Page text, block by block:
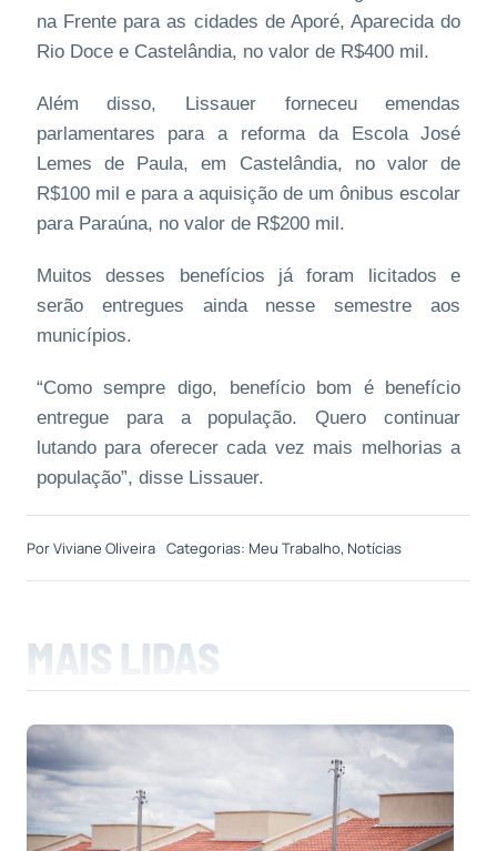
na Frente para as cidades de Aporé, Aparecida do
Rio Doce e Castelândia, no valor de R$400 mil.
Além disso, Lissauer forneceu emendas
parlamentares para a reforma da Escola José
Lemes de Paula, em Castelândia, no valor de
R$100 mil e para a aquisição de um ônibus escolar
para Paraúna, no valor de R$200 mil.
Muitos desses benefícios já foram licitados e
serão entregues ainda nesse semestre aos
municípios.
“Como sempre digo, benefício bom é benefício
entregue para a população. Quero continuar
lutando para oferecer cada vez mais melhorias a
população”, disse Lissauer.
PorViviane Oliveira Categorias: Meu Trabalho, Notícias
MAIS LIDAS